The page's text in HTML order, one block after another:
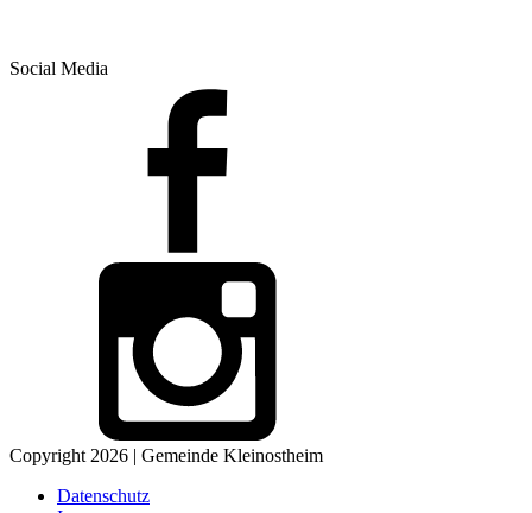
Social Media
Copyright 2026 | Gemeinde Kleinostheim
Datenschutz